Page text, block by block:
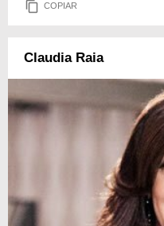
COPIAR
Claudia Raia